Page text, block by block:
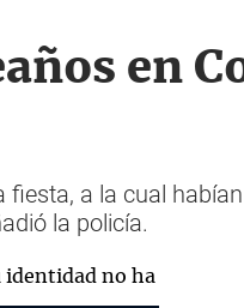
en
a la cual
la policía.